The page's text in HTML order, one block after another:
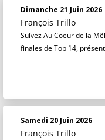
Dimanche 21 Juin 2026
François Trillo
Suivez Au Coeur de la
finales de Top 14,
Samedi 20 Juin 2026
François Trillo